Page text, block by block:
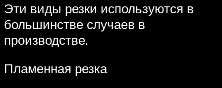
Эти виды резки используются в
большинстве случаев в
производстве.
Пламенная резка